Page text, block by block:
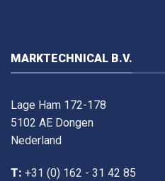
MARKTECHNICAL B.V.
Lage Ham 172-178
5102 AE Dongen
Nederland
T: +31 (0) 162 - 31 42 85